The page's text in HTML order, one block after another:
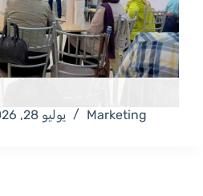
Marketing يوليو 28, 2026